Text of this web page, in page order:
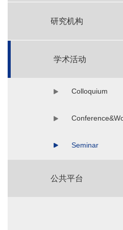
研究机构
学术活动
Colloquium
Seminar
公共平台